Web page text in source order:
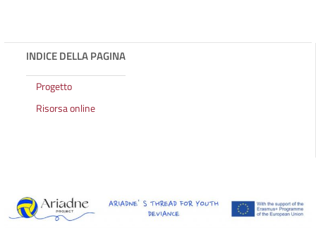
INDICE DELLA PAGINA
Progetto
Risorsa online